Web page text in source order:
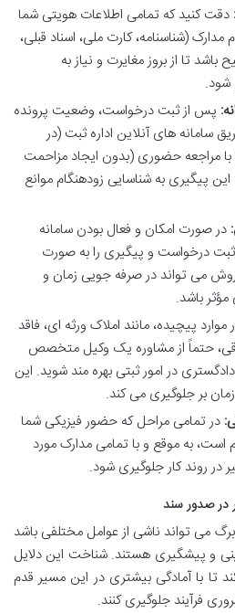
دقت کنید که تمامی اطلاعات هویتی شما
(شناسنامه، کارت ملی، اسناد قبلی،
تا از بروز مغایرت و نیاز به
شود.
پس از ثبت درخواست، وضعیت پرونده
سامانه های آنلاین اداره ثبت (در
مراجعه حضوری (بدون ایجاد مزاحمت
پیگیری به شناسایی زودهنگام موانع
در صورت امکان و فعال بودن سامانه
ثبت درخواست و پیگیری را به صورت
می تواند در صرفه جویی زمان و
باشد.
موارد پیچیده، مانند املاک ورثه ای، فاقد
حتماً از مشاوره یک وکیل متخصص
در امور ثبتی بهره مند شوید. این
بر جلوگیری می کند.
در تمامی مراحل که حضور فیزیکی شما
است، به موقع و با تمامی مدارک مورد
در روند کار جلوگیری شود.
در صدور سند
می تواند ناشی از عوامل مختلفی باشد
و پیشگیری هستند. شناخت این دلایل
تا با آمادگی بیشتری در این مسیر قدم
فرآیند جلوگیری کنند.